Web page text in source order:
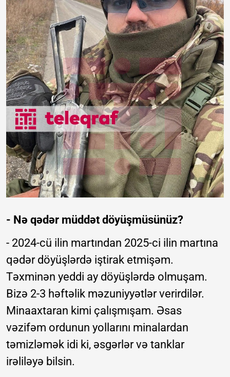
- Nə qədər müddət döyüşmüsünüz?
- 2024-cü ilin martından 2025-ci ilin martına
qədər döyüşlərdə iştirak etmişəm.
Təxminən yeddi ay döyüşlərdə olmuşam.
Bizə 2-3 həftəlik məzuniyyətlər verirdilər.
Minaaxtaran kimi çalışmışam. Əsas
vəzifəm ordunun yollarını minalardan
təmizləmək idi ki, əsgərlər və tanklar
irəliləyə bilsin.